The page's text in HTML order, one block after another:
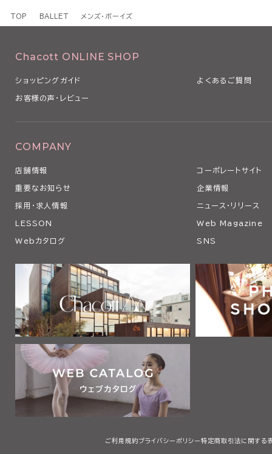
TOP BALLET メンズ・ボーイズ
Chacott ONLINE SHOP
ショッピングガイド よくあるご質問
お客様の声・レビュー
COMPANY
店舗情報 コーポレートサイト
重要なお知らせ 企業情報
採用・求人情報 ニュース・リリース
LESSON Web Magazine
Webカタログ SNS
ご利用規約プライバシーポリシー 特定商取引法に関する